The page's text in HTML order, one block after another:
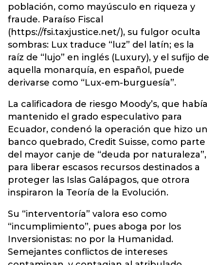
población, como mayúsculo en riqueza y
fraude. Paraíso Fiscal
(https://fsi.taxjustice.net/), su fulgor oculta
sombras: Lux traduce “luz” del latín; es la
raíz de “lujo” en inglés (Luxury), y el sufijo de
aquella monarquía, en español, puede
derivarse como “Lux-em-burguesía”.
La calificadora de riesgo Moody’s, que había
mantenido el grado especulativo para
Ecuador, condenó la operación que hizo un
banco quebrado, Credit Suisse, como parte
del mayor canje de “deuda por naturaleza”,
para liberar escasos recursos destinados a
proteger las Islas Galápagos, que otrora
inspiraron la Teoría de la Evolución.
Su “interventoría” valora eso como
“incumplimiento”, pues aboga por los
Inversionistas: no por la Humanidad.
Semejantes conflictos de intereses